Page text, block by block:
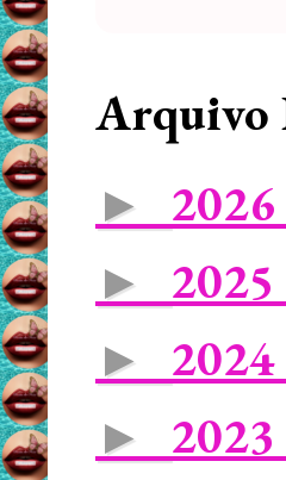
Arquivo
► 2026
► 2025
► 2024
► 2023